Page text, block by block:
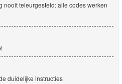
nooit teleurgesteld: alle codes werken
duidelijke instructies